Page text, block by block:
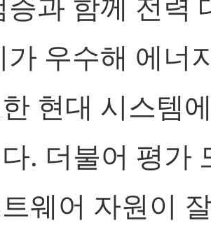
가 우수해 에너
현대 시스템
. 더불어 평가
웨어 자원이